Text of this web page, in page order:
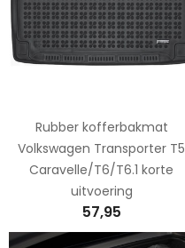
Rubber kofferbakmat
Volkswagen Transporter T5
Caravelle/T6/T6.1 korte
uitvoering
57,95